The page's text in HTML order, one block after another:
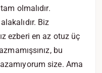
olmalıdır.
Biz
ezberi en az otuz üç
bu
size. Ama